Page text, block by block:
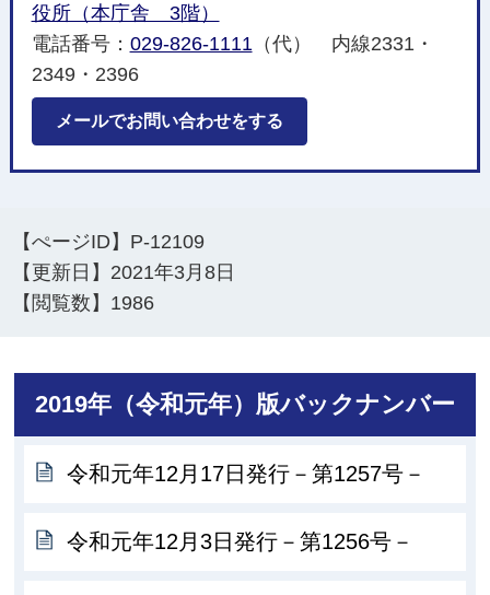
役所（本庁舎 3階）
電話番号： 029-826-1111 （代） 内線2331・
2349・2396
メールでお問い合わせをする
【ぺージID】 P-12109
【更新日】 2021年3月8日
【閲覧数】 1986
2019年（令和元年）版バックナンバー
令和元年12月17日発行－第1257号－
令和元年12月3日発行－第1256号－